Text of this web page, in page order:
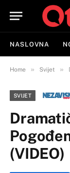
NASLOVNA
Home » Svijet »
SVIJET
(VIDEO)